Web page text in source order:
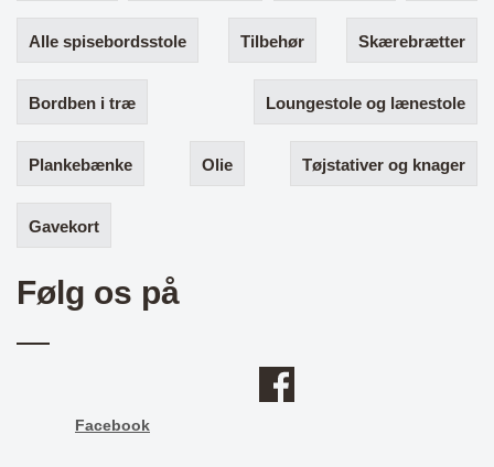
Alle spisebordsstole Tilbehør Skærebrætter
Bordben i træ Loungestole og lænestole
Plankebænke Olie Tøjstativer og knager
Gavekort
Følg os på
Facebook